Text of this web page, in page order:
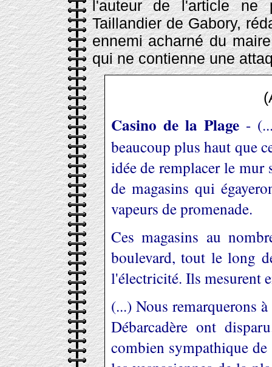
l'auteur de l'article ne
Taillandier de Gabory,
ennemi acharné du
qui ne contienne une
Casino de la Plage-
beaucoup plus haut que
idée de remplacer le
de magasins qui
vapeurs de promenade.
Ces magasins au
boulevard, tout le long
l'électricité. Ils mesurent
(...) Nous remarquerons
Débarcadère ont
combien sympathique